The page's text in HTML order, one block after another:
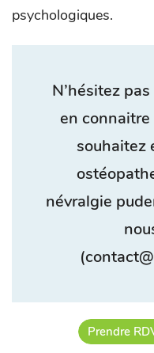
psychologiques.
N’hésitez
en connaitre
souhaitez
névralgie
Prendre